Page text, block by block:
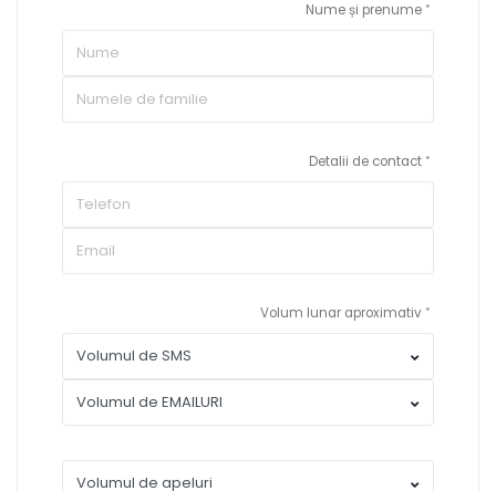
Nume și prenume
Detalii de contact
Volum lunar aproximativ